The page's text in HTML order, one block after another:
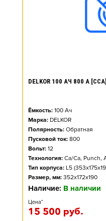
DELKOR 100 АЧ 800 А
Ёмкость: 100 Ач
Марка: DELKOR
Полярность: Обратная
Пусковой ток: 800
Вольт: 12
Технология: Ca/Ca, Punch,
Тип корпуса: L5
Размер, мм: 352x172x190
Наличие: В наличии
Цена*
15 500 руб.